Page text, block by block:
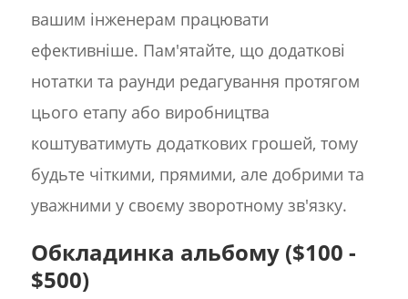
вашим інженерам працювати
ефективніше. Пам'ятайте, що додаткові
нотатки та раунди редагування протягом
цього етапу або виробництва
коштуватимуть додаткових грошей, тому
будьте чіткими, прямими, але добрими та
уважними у своєму зворотному зв'язку.
Обкладинка альбому ($100 -
$500)